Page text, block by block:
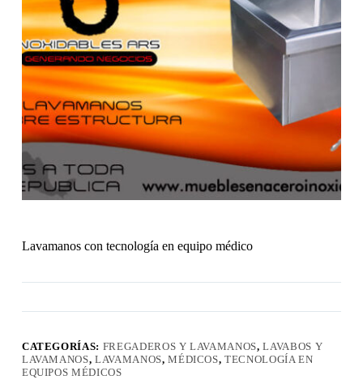
Lavamanos con tecnología en equipo médico
CATEGORÍAS: FREGADEROS Y LAVAMANOS,LAVABOS Y
LAVAMANOS,LAVAMANOS,MÉDICOS,TECNOLOGÍA EN
EQUIPOS MÉDICOS